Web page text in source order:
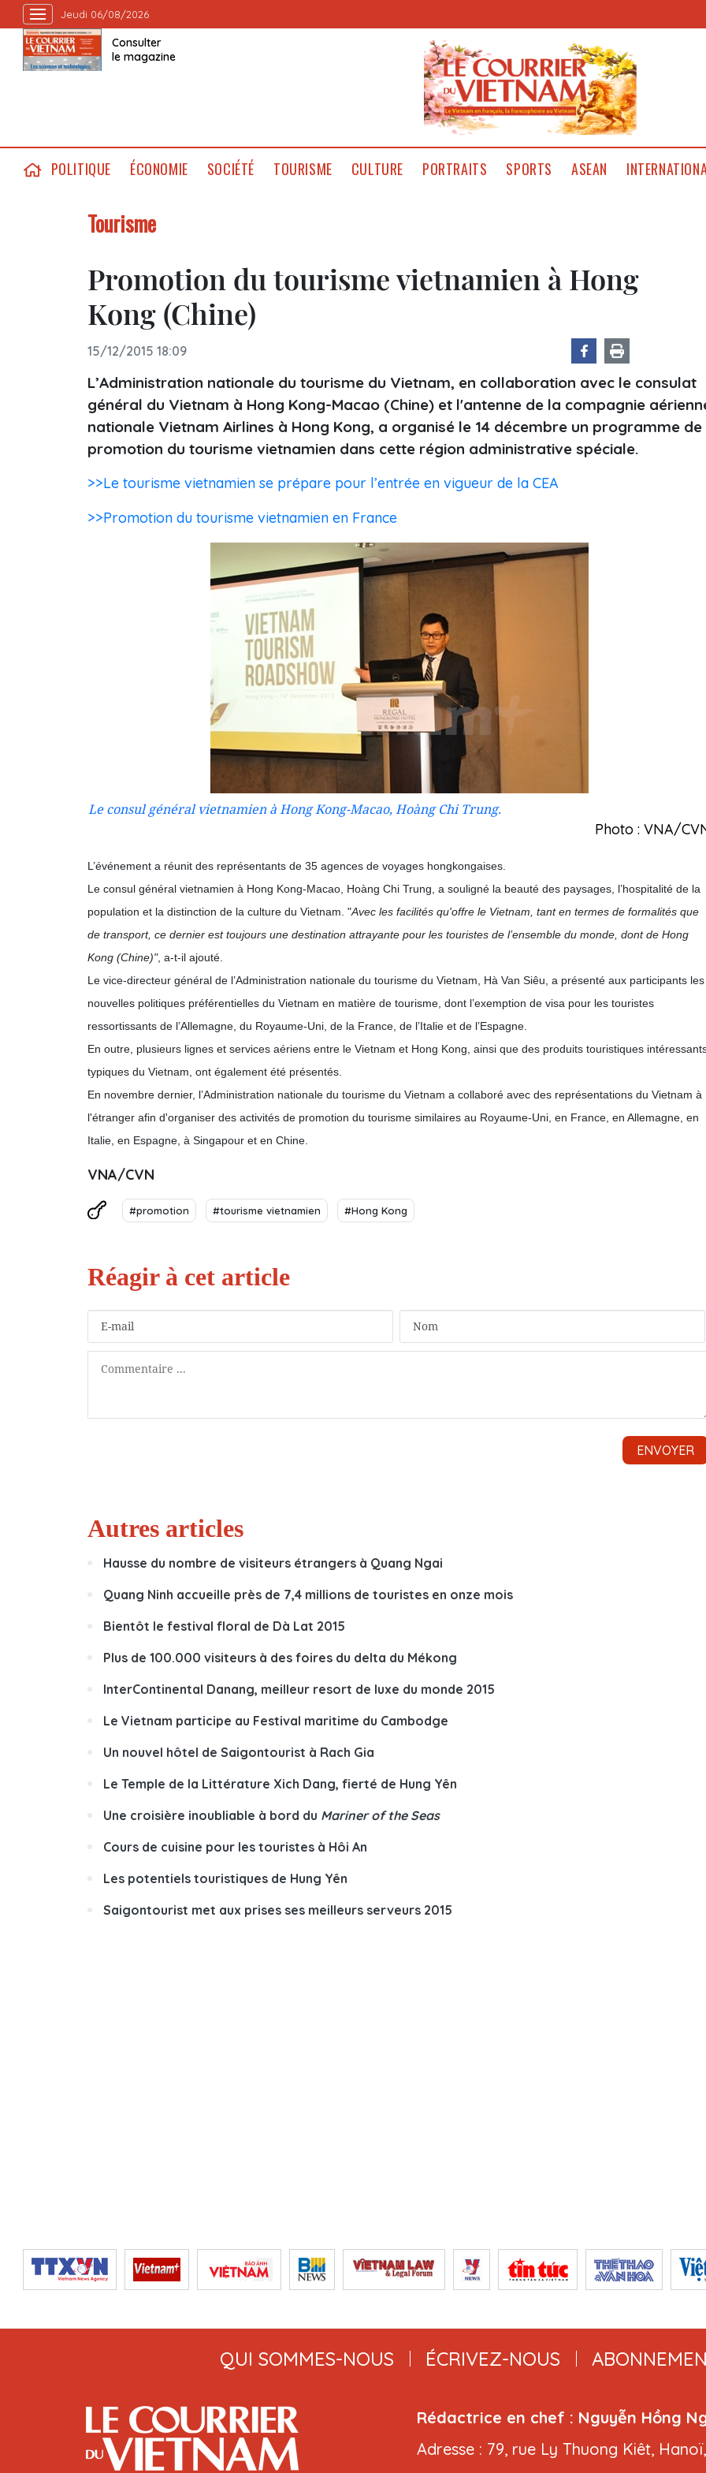
Jeudi 06/08/2026
Consulter
le magazine
POLITIQUE ÉCONOMIE SOCIÉTÉ TOURISME CULTURE PORTRAITS SPORTS ASEAN
Tourisme
Promotion du tourisme vietnamien à Hong
Kong (Chine)
15/12/2015 18:09
L’Administration nationale du tourisme du Vietnam, en collaboration avec le consulat
général du Vietnam à Hong Kong-Macao (Chine) et l'antenne de la compagnie
nationale Vietnam Airlines à Hong Kong, a organisé le 14 décembre un programme de
promotion du tourisme vietnamien dans cette région administrative spéciale.
>>Le tourisme vietnamien se prépare pour l’entrée en vigueur de la CEA
>>Promotion du tourisme vietnamien en France
Le consul général vietnamien à Hong Kong-Macao, Hoàng Chi Trung.
Photo : VNA/
L’événement a réunit des représentants de 35 agences de voyages hongkongaises.
Le consul général vietnamien à Hong Kong-Macao, Hoàng Chi Trung, a souligné la beauté des paysages, l’hospitalité de la
population et la distinction de la culture du Vietnam. "Avec les facilités qu'offre le Vietnam, tant en termes de formalités que
de transport, ce dernier est toujours une destination attrayante pour les touristes de l’ensemble du monde, dont de Hong
Kong (Chine)", a-t-il ajouté.
Le vice-directeur général de l’Administration nationale du tourisme du Vietnam, Hà Van Siêu, a présenté aux participants les
nouvelles politiques préférentielles du Vietnam en matière de tourisme, dont l’exemption de visa pour les touristes
ressortissants de l’Allemagne, du Royaume-Uni, de la France, de l’Italie et de l’Espagne.
En outre, plusieurs lignes et services aériens entre le Vietnam et Hong Kong, ainsi que des produits touristiques
typiques du Vietnam, ont également été présentés.
En novembre dernier, l’Administration nationale du tourisme du Vietnam a collaboré avec des représentations du Vietnam à
l'étranger afin d'organiser des activités de promotion du tourisme similaires au Royaume-Uni, en France, en Allemagne, en
Italie, en Espagne, à Singapour et en Chine.
VNA/CVN
#promotion #tourisme vietnamien #Hong Kong
Autres articles
Hausse du nombre de visiteurs étrangers à Quang Ngai
Quang Ninh accueille près de 7,4 millions de touristes en onze mois
Bientôt le festival floral de Dà Lat 2015
Plus de 100.000 visiteurs à des foires du delta du Mékong
InterContinental Danang, meilleur resort de luxe du monde 2015
Le Vietnam participe au Festival maritime du Cambodge
Un nouvel hôtel de Saigontourist à Rach Gia
Le Temple de la Littérature Xich Dang, fierté de Hung Yên
Une croisière inoubliable à bord du Mariner of the Seas
Cours de cuisine pour les touristes à Hôi An
Les potentiels touristiques de Hung Yên
Saigontourist met aux prises ses meilleurs serveurs 2015
QUI SOMMES-NOUS ÉCRIVEZ-NOUS
Rédactrice en chef : Nguyễn Hồng
Adresse : 79, rue Ly Thuong Kiêt,